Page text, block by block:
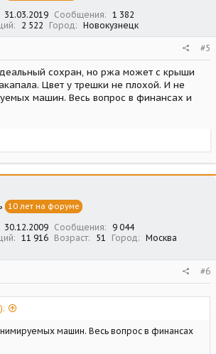
31.03.2019 Сообщения
1 382
2 522 Город Новокузнецк
#5
сохран, но ржа может с крыши
Цвет у трешки не плохой. И не
машин. Весь вопрос в финансах и
10 лет на форуме
30.12.2009 Сообщения
9 044
11 916 Возраст 51 Город
Москва
#6
машин. Весь вопрос в финансах